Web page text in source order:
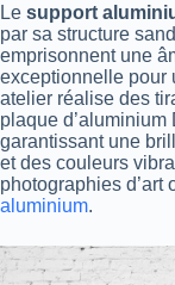
Le support
par sa structure
emprisonnent une
exceptionnelle pour
atelier réalise des
plaque
garantissant une
et des couleurs
photographies d’art
aluminium.